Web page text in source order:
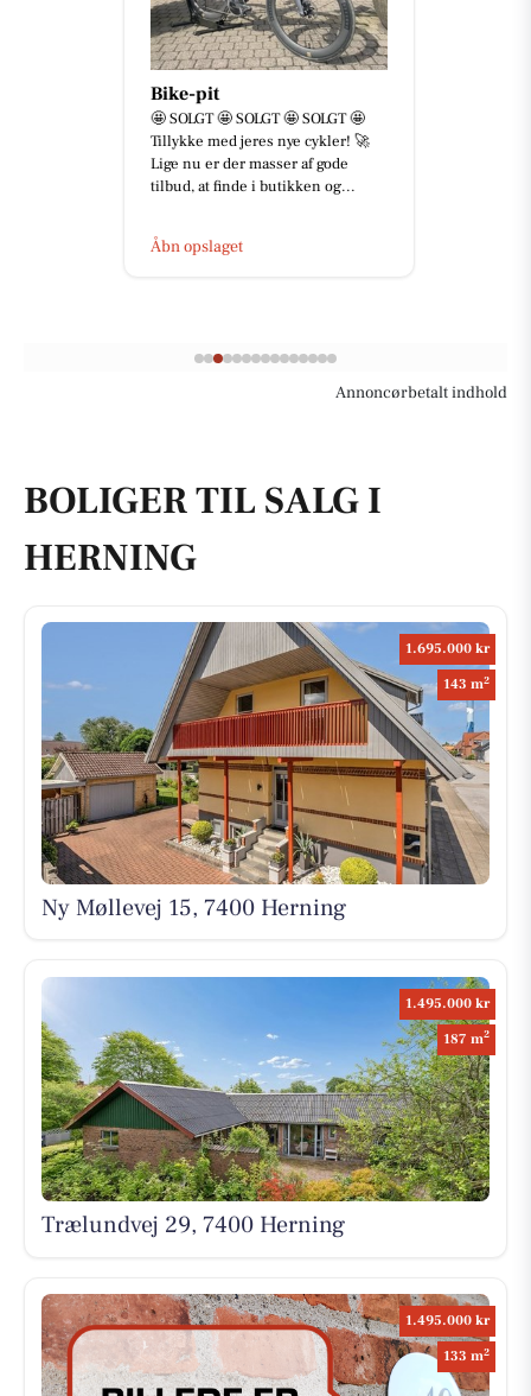
Bike-pit
🤩 SOLGT 🤩 SOLGT 🤩 SOLGT 🤩
Tillykke med jeres nye cykler! 🚀
Lige nu er der masser af gode
tilbud, at finde i butikken og...
Åbn opslaget
Annoncørbetalt indhold
BOLIGER TIL SALG I
HERNING
1.695.000 kr
143 m2
Ny Møllevej 15, 7400 Herning
1.495.000 kr
187 m2
Trælundvej 29, 7400 Herning
1.495.000 kr
133 m2